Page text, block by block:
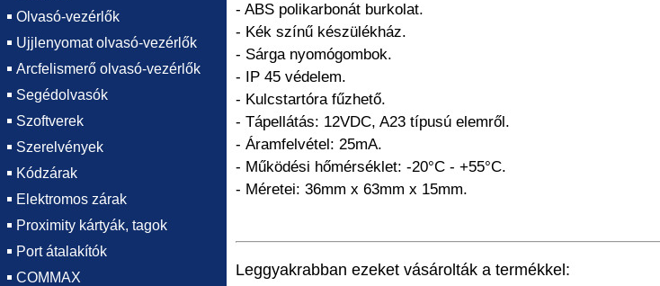
Olvasó-vezérlők
Ujjlenyomat olvasó-vezérlők
Arcfelismerő olvasó-vezérlők
Segédolvasók
Szoftverek
Szerelvények
Kódzárak
Elektromos zárak
Proximity kártyák, tagok
Port átalakítók
COMMAX
- ABS polikarbonát burkolat.
- Kék színű készülékház.
- Sárga nyomógombok.
- IP 45 védelem.
- Kulcstartóra fűzhető.
- Tápellátás: 12VDC, A23 típusú elemről.
- Áramfelvétel: 25mA.
- Működési hőmérséklet: -20°C - +55°C.
- Méretei: 36mm x 63mm x 15mm.
Leggyakrabban ezeket vásárolták a termékkel: